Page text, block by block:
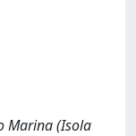
Marina (Isola